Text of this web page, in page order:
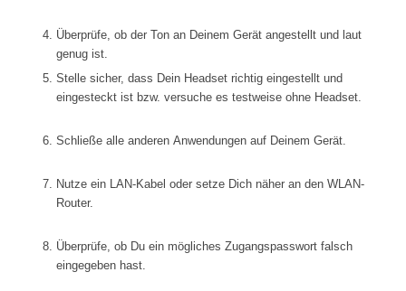
Überprüfe, ob der Ton an Deinem Gerät angestellt und laut
genug ist.
Stelle sicher, dass Dein Headset richtig eingestellt und
eingesteckt ist bzw. versuche es testweise ohne Headset.
Schließe alle anderen Anwendungen auf Deinem Gerät.
Nutze ein LAN-Kabel oder setze Dich näher an den WLAN-
Router.
Überprüfe, ob Du ein mögliches Zugangspasswort falsch
eingegeben hast.